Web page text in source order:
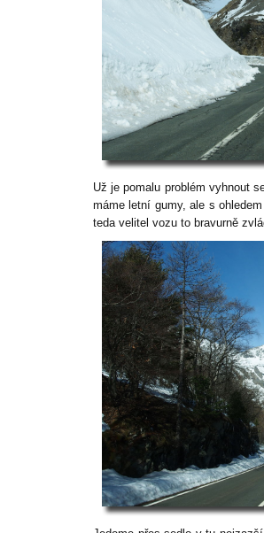
Už je pomalu problém vyhnout
máme letní gumy, ale s
teda velitel vozu to bravurně